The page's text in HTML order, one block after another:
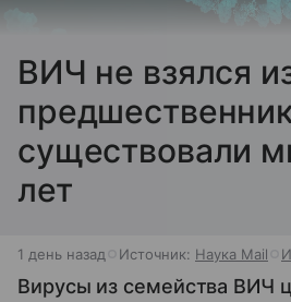
ВИЧ не взялся
существовали
лет
1 день назад Источник: Наука Mail
Вирусы из семейства ВИЧ